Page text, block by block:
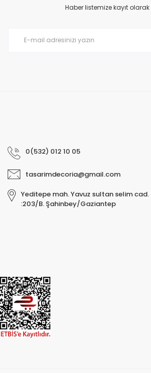
Prime ArtDECO Duvar Kağıdı Tutkalı 500 gr
Haber listemize kayıt
0(532) 012 10 05
tasarimdecoria@gmail.com
Yeditepe mah. Yavuz sultan selim cad.
:203/B. Şahinbey/Gaziantep